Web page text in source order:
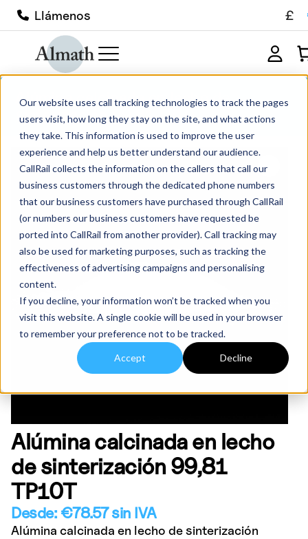
Our website uses call tracking technologies to track the pages
users visit, how long they stay on the site, and what actions
they take. This information is used to improve the user
experience and help us better understand our audience.
CallRail collects the information on the callers that call our
business customers through the dedicated phone numbers
that our business customers have purchased through CallRail
(or numbers our business customers have requested be
ported into CallRail from another provider). Call tracking may
also be used for marketing purposes, such as tracking the
effectiveness of advertising campaigns and personalising
content.
If you decline, your information won’t be tracked when you
visit this website. A single cookie will be used in your browser
to remember your preference not to be tracked.
Accept Decline
Llámenos £
Alúmina calcinada en lecho de
sinterización 99,81 TP10T
Alúmina calcinada en lecho
de sinterización 99,81
TP10T
Desde: €78.57sin IVA
Alúmina calcinada en lecho de sinterización